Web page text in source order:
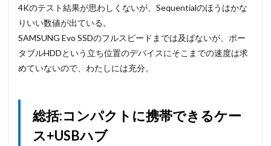
4Kのテスト結果が思わしくないが、Sequentialのほうはかな
りいい数値が出ている。
SAMSUNG Evo SSDのフルスピードまでは及ばないが、ポー
タブルHDDという立ち位置のデバイスにそこまでの速度は求
めていないので、わたしには充分。
総括:コンパクトに携帯できるケー
ス+USBハブ